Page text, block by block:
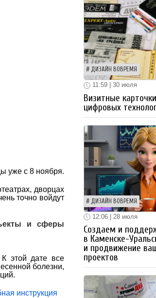
уже с 8 ноября.
дворцах
точно войдут
и сферы
этой дате все
болезни,
инструкция
ДИЗАЙН ВОВРЕМЯ
11:59 | 30 июля
Визитные
цифровых
ДИЗАЙН ВОВРЕМЯ
12:06 | 28 июля
Создаем и
в Каменске-
и продвижение
проектов